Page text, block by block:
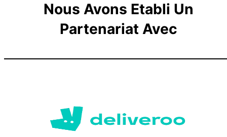
Nous Avons Etabli Un
Partenariat Avec